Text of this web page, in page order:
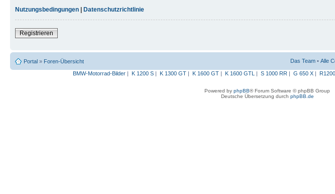
Nutzungsbedingungen
Datenschutzrichtlinie
Registrieren
Portal » Foren-Übersicht Das Team • Alle
BMW-Motorrad-Bilder| K 1200 S| K 1300 GT| K 1600 GT| K 1600 GTL | S 1000 RR | G 650 X|
Powered by phpBB® Forum Software © phpBB Group
Deutsche Übersetzung durch phpBB.de